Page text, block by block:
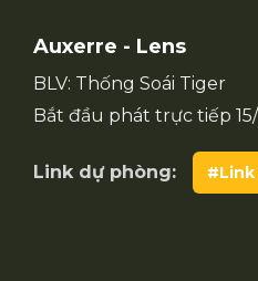
Auxerre - Lens
BLV: Thống Soái Tiger
Bắt đầu phát trực tiếp
Link dự phòng: #Link